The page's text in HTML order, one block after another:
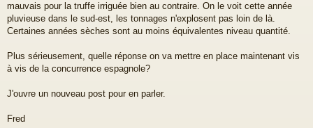
mauvais pour la truffe irriguée bien au contraire. On le voit cette année
pluvieuse dans le sud-est, les tonnages n'explosent pas loin de là.
Certaines années sèches sont au moins équivalentes niveau quantité.
Plus sérieusement, quelle réponse on va mettre en place maintenant vis
à vis de la concurrence espagnole?
J'ouvre un nouveau post pour en parler.
Fred